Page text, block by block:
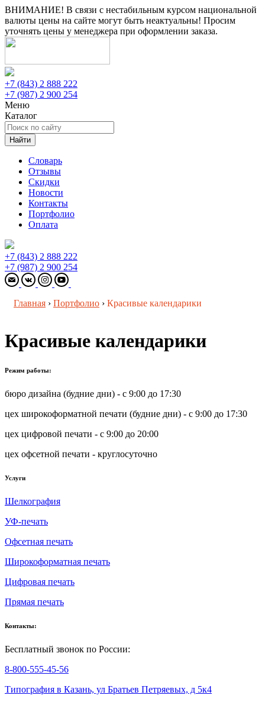
ВНИМАНИЕ! В связи с нестабильным курсом национальной
валюты цены на сайте могут быть неактуальны! Просим
уточнять цены у менеджера при оформлении заказа.
+7 (843) 2 888 222
+7 (987) 2 900 254
Меню
Каталог
Найти
Словарь
Отзывы
Скидки
Новости
Контакты
Портфолио
Оплата
+7 (843) 2 888 222
+7 (987) 2 900 254
Главная › Портфолио › Красивые календарики
Красивые календарики
Режим работы:
бюро дизайна (будние дни) - с 9:00 до 17:30
цех широкоформатной печати (будние дни) - с 9:00 до 17:30
цех цифровой печати - с 9:00 до 20:00
цех офсетной печати - круглосуточно
Услуги
Шелкография
УФ-печать
Офсетная печать
Широкоформатная печать
Цифровая печать
Прямая печать
Контакты:
Бесплатный звонок по России:
8-800-555-45-56
Типография в Казань, ул Братьев Петряевых, д 5к4